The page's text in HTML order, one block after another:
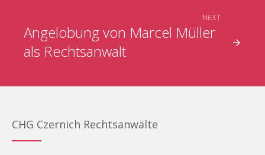
Angelobung von Marcel Müller
als Rechtsanwalt
NEXT
CHG Czernich Rechtsanwälte